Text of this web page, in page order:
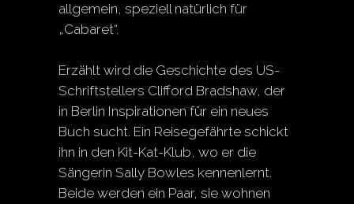
allgemein, speziell natürlich für
„Cabaret“.
Erzählt wird die Geschichte des US-
Schriftstellers Clifford Bradshaw, der
in Berlin Inspirationen für ein neues
Buch sucht. Ein Reisegefährte schickt
ihn in den Kit-Kat-Klub, wo er die
Sängerin Sally Bowles kennenlernt.
Beide werden ein Paar, sie wohnen